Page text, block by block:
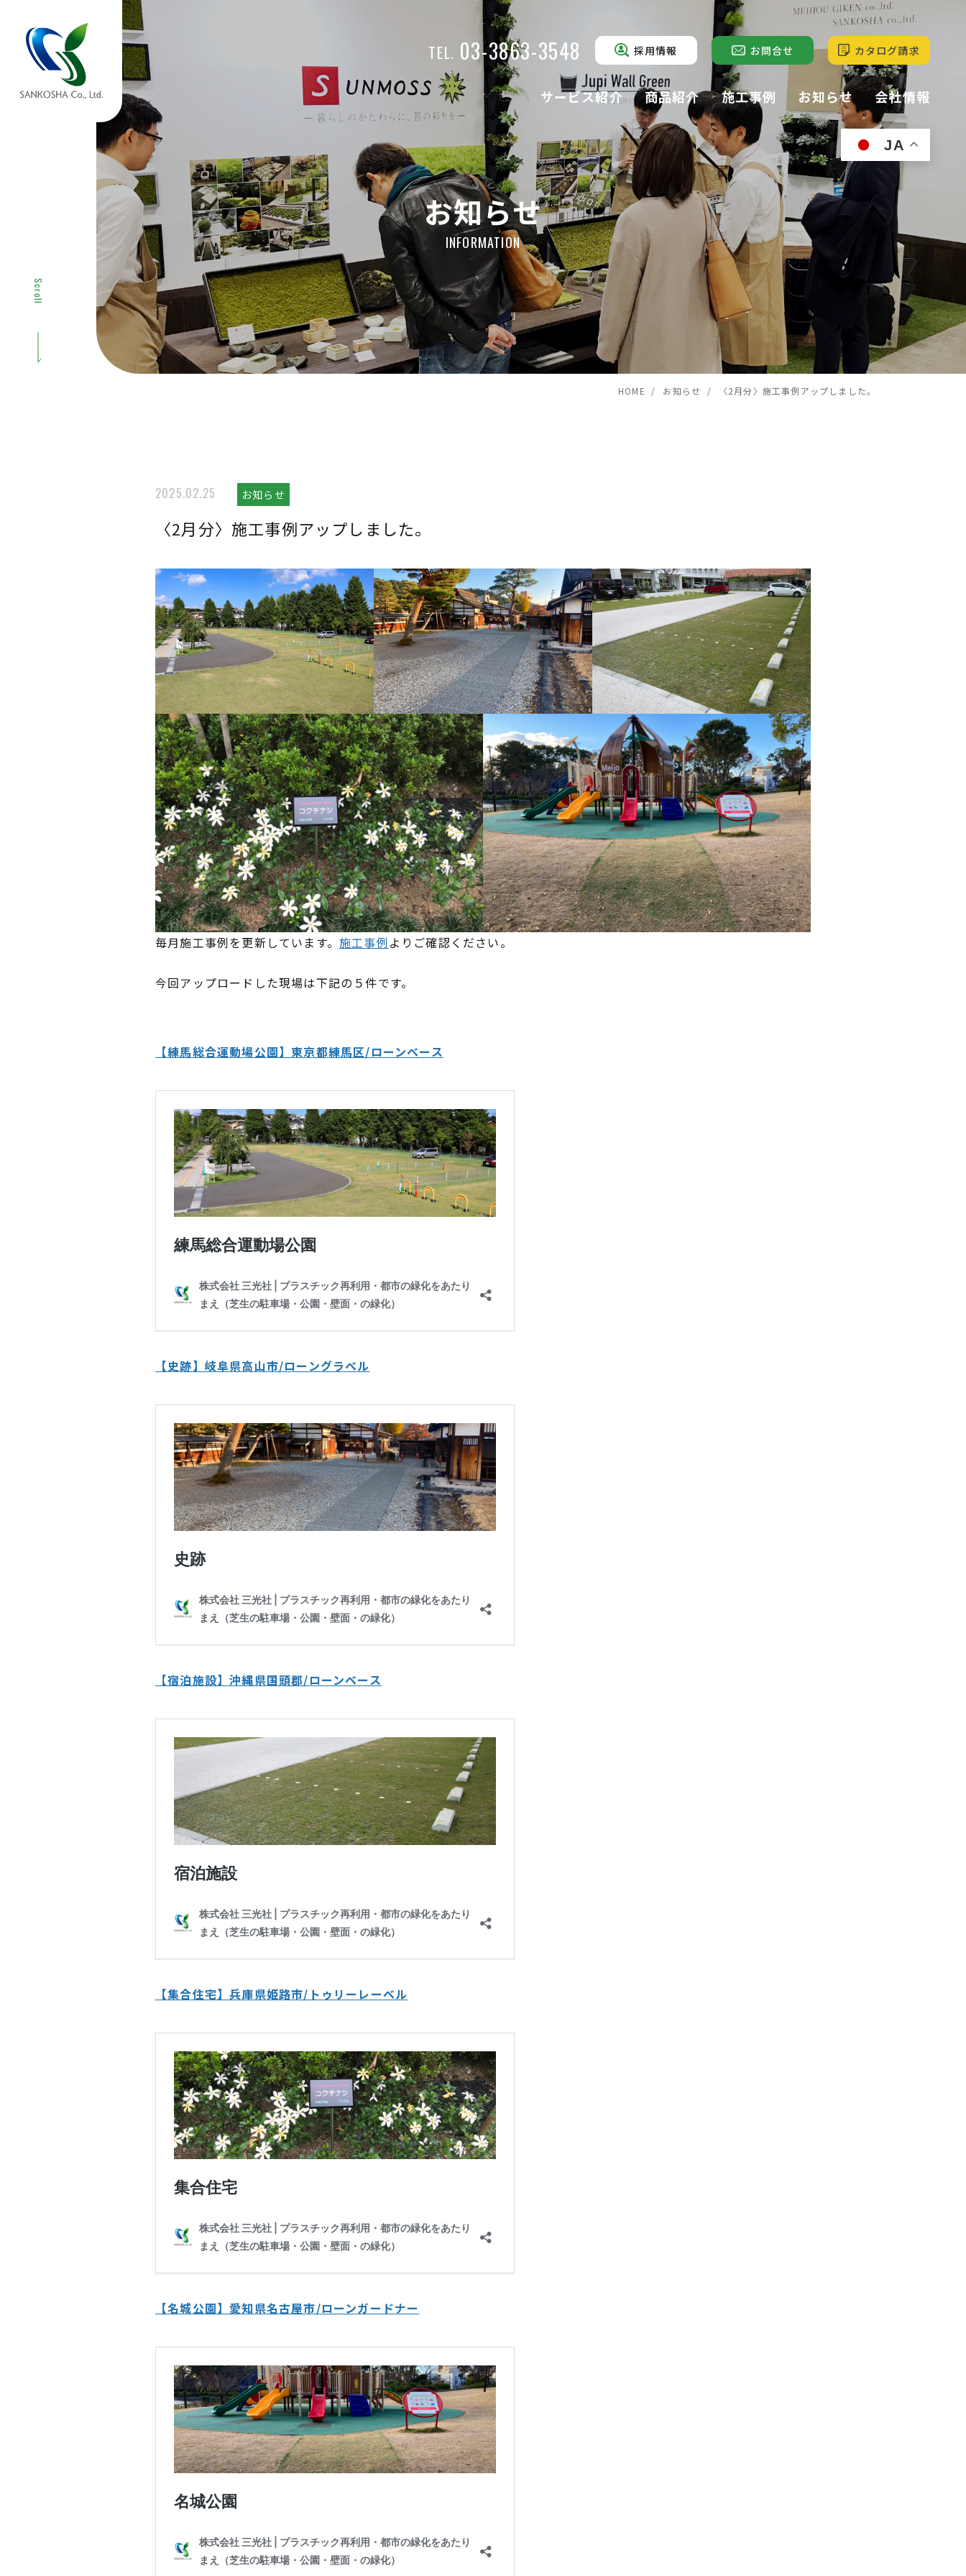
TEL. 03-3863-3548 採用情報 お問合せ カタログ請求
サービス紹介
サービス紹介
サービス一覧へ
駐車場緑化 壁面緑化 屋上緑化
公園・歩行路緑化 人工芝 苔庭
砂利駐車場 砂利歩行路 樹名版
商品紹介
商品紹介
商品一覧へ
ローンベース
(駐車場緑化)
ジュピウォール
グリーン
(壁面緑化)
サンモトレー
(屋上緑化)
ローンガードナー
(公園・歩行路緑化)
クローバーターフ
(人工芝)
サンモス・
サンモガーデン
(苔庭)
ローングラベル
(砂利駐車場・
砂利歩行路)
ローンマーカー
(舗装路用マーカー)
トゥリーレーベル
(樹名板)
施工事例 お知らせ 会社情報
JA
お知らせ
INFORMATION
Scroll
HOME / お知らせ / 〈2月分〉施工事例アップしました。
2025.02.25 お知らせ
〈2月分〉施工事例アップしました。
毎月施工事例を更新しています。 施工事例よりご確認ください。
今回アップロードした現場は下記の５件です。
【練馬総合運動場公園】東京都練馬区/ローンベース
【史跡】岐阜県高山市/ローングラベル
【宿泊施設】沖縄県国頭郡/ローンベース
【集合住宅】兵庫県姫路市/トゥリーレーベル
【名城公園】愛知県名古屋市/ローンガードナー